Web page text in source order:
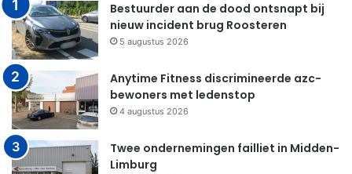
Bestuurder aan de dood ontsnapt bij
nieuw incident brug Roosteren
5 augustus 2026
Anytime Fitness discrimineerde azc-
bewoners met ledenstop
4 augustus 2026
Twee ondernemingen failliet in Midden-
Limburg